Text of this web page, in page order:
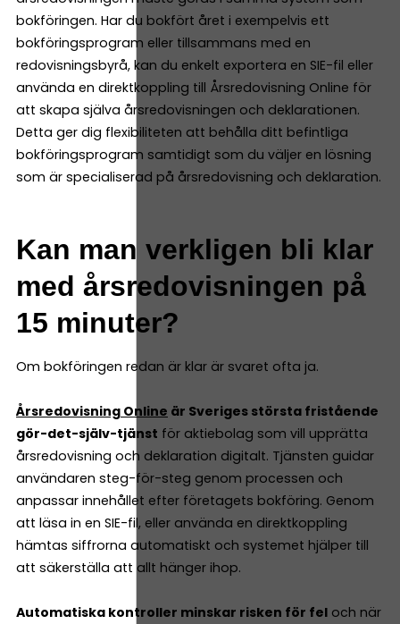
bokföringen. Har du bokfört året i exempelvis ett
bokföringsprogram eller tillsammans med en
redovisningsbyrå, kan du enkelt exportera en SIE-fil eller
använda en direktkoppling till Årsredovisning Online för
att skapa själva årsredovisningen och deklarationen.
Detta ger dig flexibiliteten att behålla ditt befintliga
bokföringsprogram samtidigt som du väljer en lösning
som är specialiserad på årsredovisning och deklaration.
Kan man verkligen bli klar
med årsredovisningen på
15 minuter?
Om bokföringen redan är klar är svaret ofta ja.
Årsredovisning Online är Sveriges största fristående
gör-det-själv-tjänst för aktiebolag som vill upprätta
årsredovisning och deklaration digitalt. Tjänsten guidar
användaren steg-för-steg genom processen och
anpassar innehållet efter företagets bokföring. Genom
att läsa in en SIE-fil, eller använda en direktkoppling
hämtas siffrorna automatiskt och systemet hjälper till
att säkerställa att allt hänger ihop.
Automatiska kontroller minskar risken för fel och när